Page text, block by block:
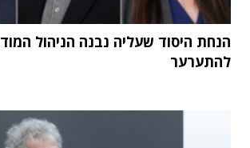
הנחת היסוד שעליה נבנה הניהול
להתערער